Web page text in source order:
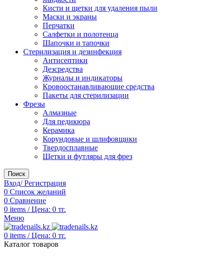
Кисти и щетки для удаления пыли
Маски и экраны
Перчатки
Салфетки и полотенца
Шапочки и тапочки
Стерилизация и дезинфекция
Антисептики
Дезсредства
Журналы и индикаторы
Кровоостанавливающие средства
Пакеты для стерилизации
Фрезы
Алмазные
Для педикюра
Керамика
Корундовые и шлифовщики
Твердосплавные
Щетки и футляры для фрез
Поиск
Вход/ Регистрация
0 Список желаний
0 Сравнение
0 items / Цена: 0 тг.
Меню
0 items / Цена: 0 тг.
Каталог товаров